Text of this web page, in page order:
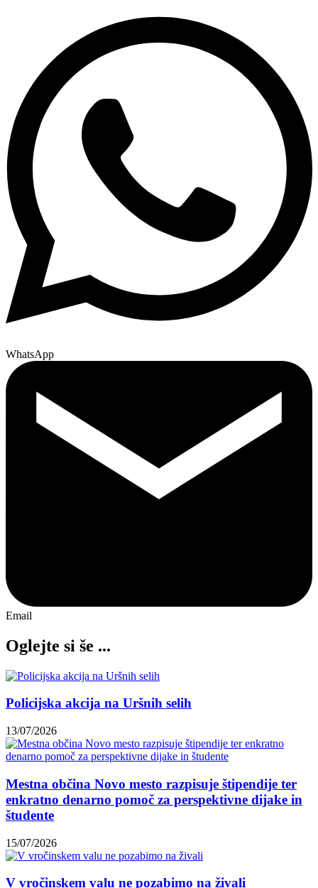
WhatsApp
Email
Oglejte si še ...
Policijska akcija na Uršnih selih
13/07/2026
Mestna občina Novo mesto razpisuje štipendije ter
enkratno denarno pomoč za perspektivne dijake in
študente
15/07/2026
V vročinskem valu ne pozabimo na živali